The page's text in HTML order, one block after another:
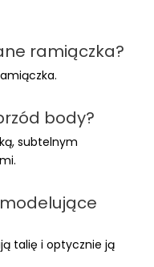
ramiączka?
body?
subtelnym
talię i optycznie ją